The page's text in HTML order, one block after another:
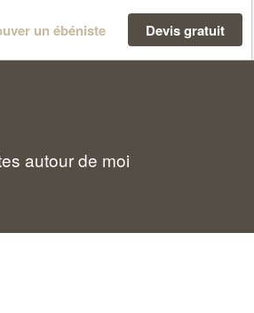
un ébéniste Devis gratuit
autour de moi